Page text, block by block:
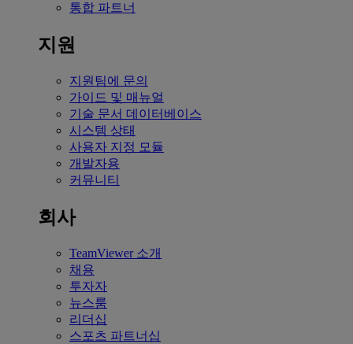
통합 파트너
지원
지원팀에 문의
가이드 및 매뉴얼
기술 문서 데이터베이스
시스템 상태
사용자 지정 모듈
개발자용
커뮤니티
회사
TeamViewer 소개
채용
투자자
뉴스룸
리더십
스포츠 파트너십